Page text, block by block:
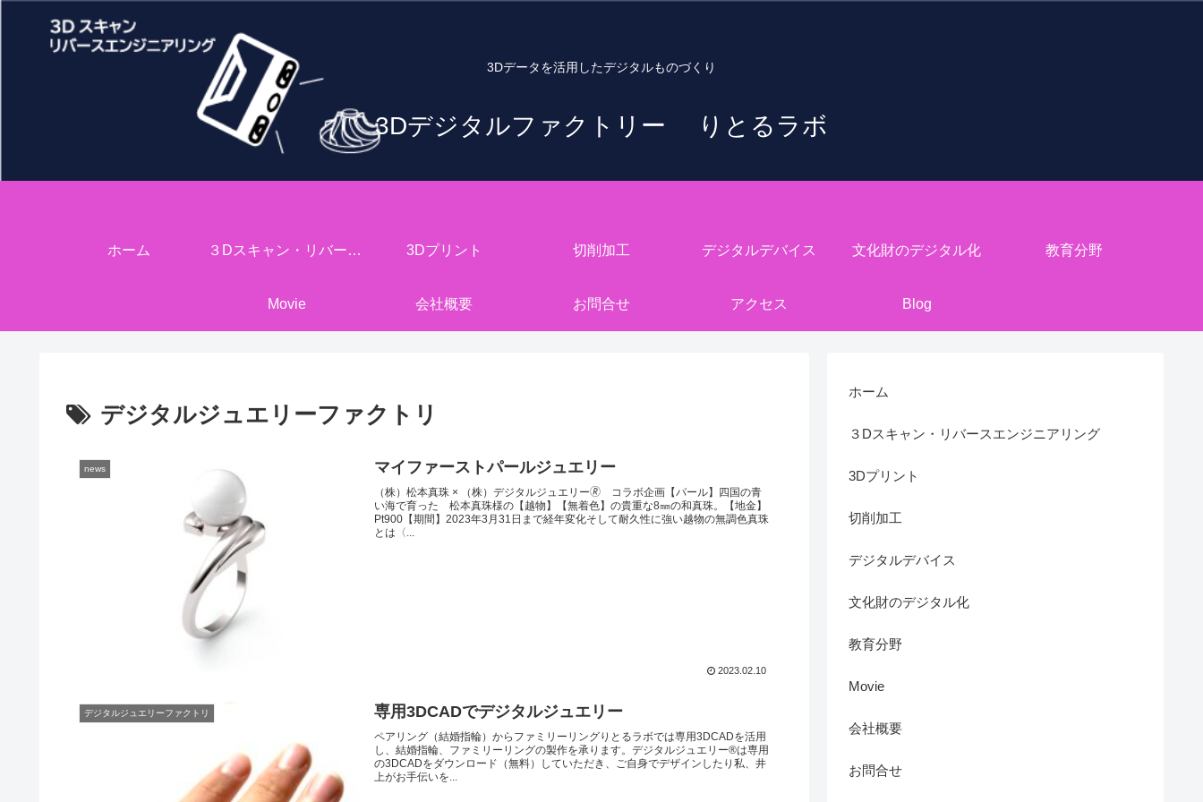
3Dデータを活用したデジタルものづくり
3Dデジタルファクトリー りとるラボ
ホーム ３Dスキャン・リバースエンジニアリング 3Dプリント 切削加工 デジタルデバイス 文化財のデジタル化 教育分野
Movie 会社概要 お問合せ アクセス Blog
デジタルジュエリーファクトリ
news マイファーストパールジュエリー
（株）松本真珠 × （株）デジタルジュエリー🄬 コラボ企画【パール】四国の青
い海で育った 松本真珠様の【越物】【無着色】の貴重な8㎜の和真珠。【地金】
Pt900【期間】2023年3月31日まで経年変化そして耐久性に強い越物の無調色真珠
とは〈...
2023.02.10
デジタルジュエリーファクトリ 専用3DCADでデジタルジュエリー
ペアリング（結婚指輪）からファミリーリングりとるラボでは専用3DCADを活用
し、結婚指輪、ファミリーリングの製作を承ります。デジタルジュエリー®は専用
の3DCADをダウンロード（無料）していただき、ご自身でデザインしたり私、井
上がお手伝いを...
ホーム
３Dスキャン・リバースエンジニアリング
3Dプリント
切削加工
デジタルデバイス
文化財のデジタル化
教育分野
Movie
会社概要
お問合せ